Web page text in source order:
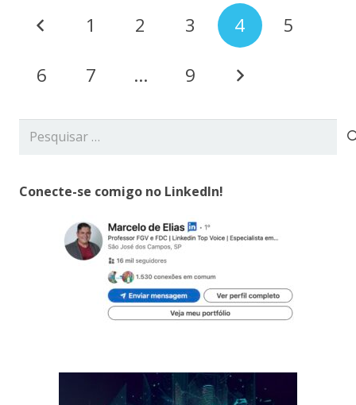
1 2 3 4 5
6 7 … 9
Pesquisar
Conecte-se comigo no LinkedIn!